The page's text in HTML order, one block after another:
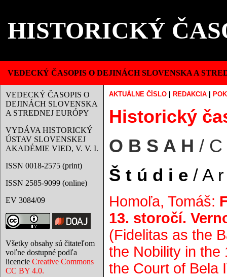
HISTORICKÝ
VEDECKÝ ČASOPIS O DEJINÁCH SLOVENSKA A
VEDECKÝ ČASOPIS O
DEJINÁCH SLOVENSKA
A STREDNEJ EURÓPY
VYDÁVA HISTORICKÝ
ÚSTAV SLOVENSKEJ
AKADÉMIE VIED, V. V. I.
ISSN 0018-2575 (print)
ISSN 2585-9099 (online)
EV 3084/09
Všetky obsahy sú čitateľom
voľne dostupné podľa
licencie Creative Commons
CC BY 4.0.
AKTUÁLNE ČÍSLO REDAKCIA
Historický
O B S A H / C
Š t ú d i e / A
Homoľa, Tomáš:
13. storočí.
(Fidelitas as the
the Nobility in the
the Court of Bela